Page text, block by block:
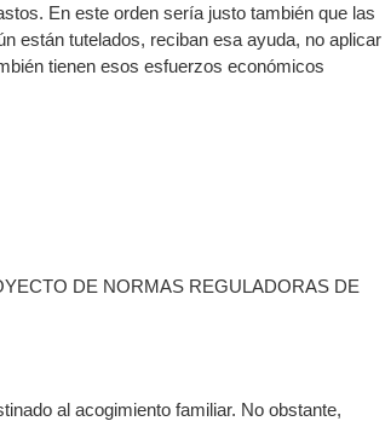
En este orden sería justo también que las
están tutelados, reciban esa ayuda, no aplicar
tienen esos esfuerzos económicos
DE NORMAS REGULADORAS DE
al acogimiento familiar. No obstante,